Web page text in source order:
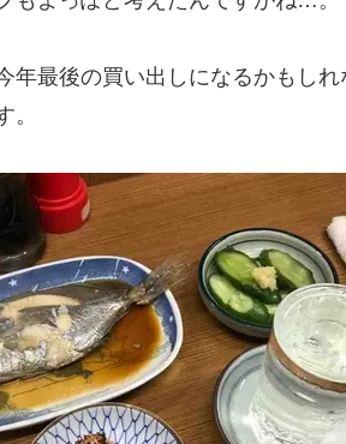
年最後の買い出しになるかもし
。